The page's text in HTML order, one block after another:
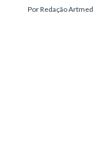
tentam encontrar
PorRedação Artmed